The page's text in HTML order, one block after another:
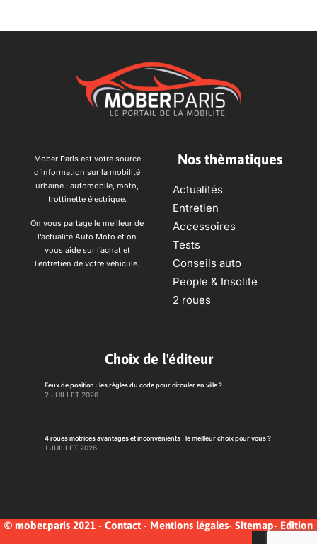
Mober Paris est votre source
d’information sur la mobilité
urbaine : automobile, moto,
trottinette électrique.
On vous partage le meilleur de
l’actualité Auto Moto et on
vous aide sur l’achat et
l’entretien de votre véhicule.
Nos thèmatiques
Actualités
Entretien
Accessoires
Tests
Conseils auto
People & Insolite
2 roues
Choix de l'éditeur
Feux de position : les règles du code pour circuler en ville ?
2 JUILLET 2026
4 roues motrices avantages et inconvénients : le meilleur choix pour vous ?
1 JUILLET 2026
© mober.paris 2021 - Contact - Mentions légales- Sitemap- Edition